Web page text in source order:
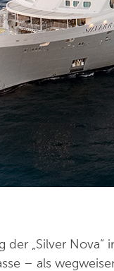
„Silver Nova“
– als